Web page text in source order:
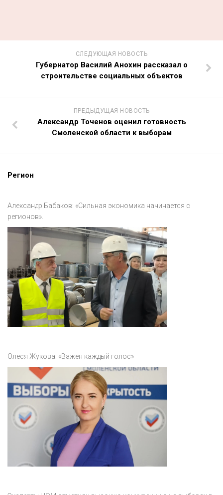
СЛЕДУЮЩАЯ НОВОСТЬ
Губернатор Василий Анохин рассказал о
строительстве социальных объектов
ПРЕДЫДУЩАЯ НОВОСТЬ
Александр Точенов оценил готовность
Смоленской области к выборам
Регион
Александр Бабаков: «Сильная экономика начинается с
регионов».
Олеся Жукова: «Важен каждый голос»